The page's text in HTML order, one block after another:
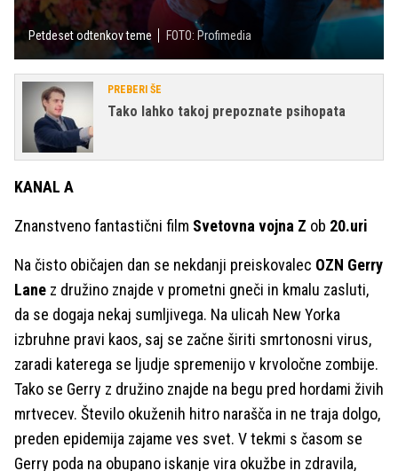
Petdeset odtenkov teme FOTO: Profimedia
PREBERI ŠE
Tako lahko takoj prepoznate psihopata
KANAL A
Znanstveno fantastični film Svetovna vojna Z ob 20.uri
Na čisto običajen dan se nekdanji preiskovalec OZN Gerry
Lane z družino znajde v prometni gneči in kmalu zasluti,
da se dogaja nekaj sumljivega. Na ulicah New Yorka
izbruhne pravi kaos, saj se začne širiti smrtonosni virus,
zaradi katerega se ljudje spremenijo v krvoločne zombije.
Tako se Gerry z družino znajde na begu pred hordami živih
mrtvecev. Število okuženih hitro narašča in ne traja dolgo,
preden epidemija zajame ves svet. V tekmi s časom se
Gerry poda na obupano iskanje vira okužbe in zdravila,